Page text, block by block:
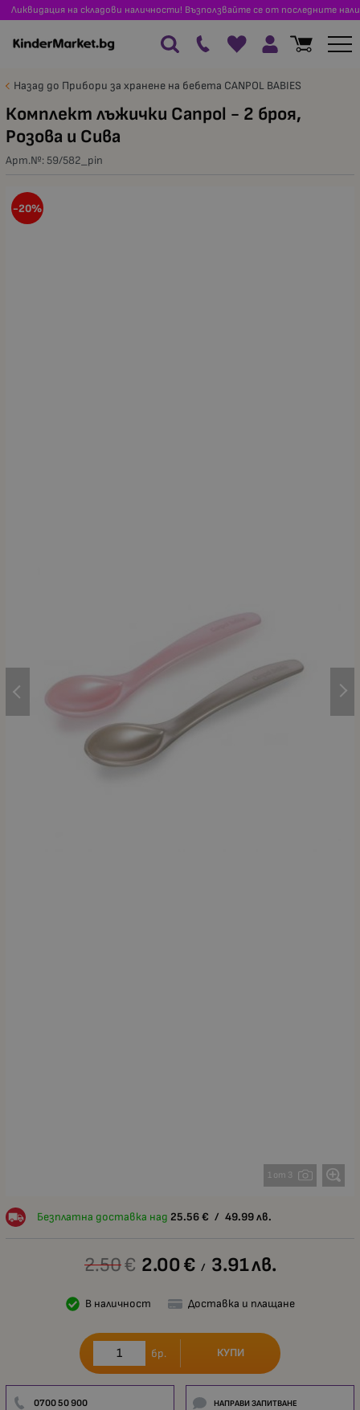
Ликвидация на складови наличности! Възползвайте се от последните
Назад до Прибори за хранене на бебета CANPOL BABIES
Комплект лъжички Canpol - 2 броя,
Розова и Сива
Арт.№: 59/582_pin
1 от 3
-20%
Безплатна доставка над 25.56 € / 49.99 лв.
2.50€ 2.00 € / 3.91лв.
В наличност Доставка и плащане
бр. КУПИ
0700 50 900 НАПРАВИ ЗАПИТВАНЕ